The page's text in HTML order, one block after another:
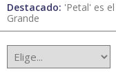
Destacado: 'Petal' es
Grande